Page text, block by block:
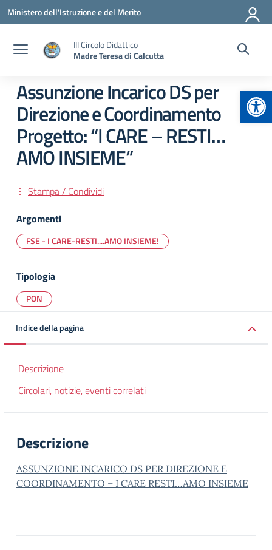
Vai ai contenuti
Vai al menu di navigazione
Vai al footer
Ministero dell'Istruzione e del Merito
III Circolo Didattico
Madre Teresa di Calcutta
Assunzione Incarico DS per
Direzione e Coordinamento
Progetto: “I CARE – RESTI…
AMO INSIEME”
Stampa / Condividi
Argomenti
FSE - I CARE-RESTI....AMO INSIEME!
Tipologia
PON
Indice della pagina
Descrizione
Circolari, notizie, eventi correlati
Descrizione
ASSUNZIONE INCARICO DS PER DIREZIONE E
COORDINAMENTO – I CARE RESTI…AMO INSIEME